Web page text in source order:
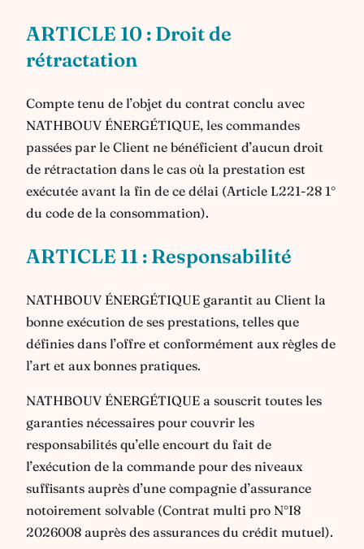
ARTICLE 10 : Droit de
rétractation
Compte tenu de l’objet du contrat conclu avec
NATHBOUV ÉNERGÉTIQUE, les commandes
passées par le Client ne bénéficient d’aucun droit
de rétractation dans le cas où la prestation est
exécutée avant la fin de ce délai (Article L221-28 1°
du code de la consommation).
ARTICLE 11 : Responsabilité
NATHBOUV ÉNERGÉTIQUE garantit au Client la
bonne exécution de ses prestations, telles que
définies dans l’offre et conformément aux règles de
l’art et aux bonnes pratiques.
NATHBOUV ÉNERGÉTIQUE a souscrit toutes les
garanties nécessaires pour couvrir les
responsabilités qu’elle encourt du fait de
l’exécution de la commande pour des niveaux
suffisants auprès d’une compagnie d’assurance
notoirement solvable (Contrat multi pro N°I8
2026008 auprès des assurances du crédit mutuel).